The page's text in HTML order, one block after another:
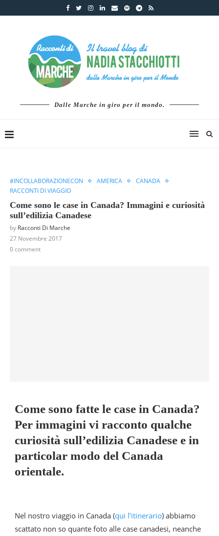
Dalle Marche in giro per il mondo.
#INCOLLABORAZIONECON AMERICA
CANADA
RACCONTI DI VIAGGIO
Come sono le case in Canada? Immagini e curiosità
sull’edilizia Canadese
by Racconti Di Marche
27 Novembre 2017
0 comment
Come sono fatte le case in Canada?
Per immagini vi racconto qualche
curiosità sull’edilizia Canadese e in
particolar modo del Canada
orientale.
Nel nostro viaggio in Canada (qui l’itinerario) abbiamo
scattato non so quante foto alle case canadesi, neanche